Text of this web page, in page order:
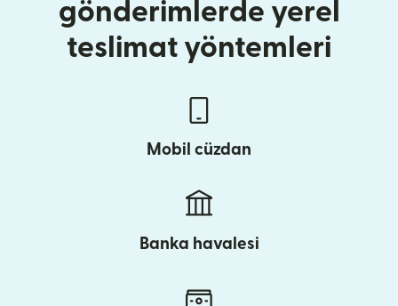
gönderimlerde yerel
teslimat yöntemleri
Mobil cüzdan
Banka havalesi